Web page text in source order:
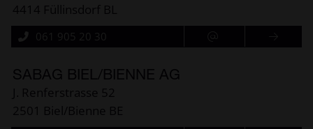
4414 Füllinsdorf BL
061 905 20 30
SABAG BIEL/BIENNE AG
J. Renferstrasse 52
2501 Biel/Bienne BE